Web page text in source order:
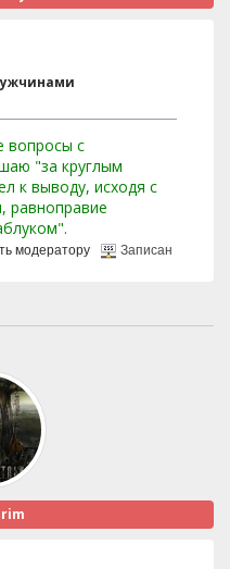
вопросы с
"за круглым
к выводу, исходя с
равноправие
модератору Записан